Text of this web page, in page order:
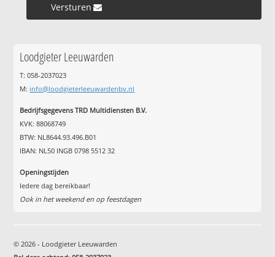
Versturen »
Loodgieter Leeuwarden
T: 058-2037023
M: info@loodgieterleeuwardenbv.nl
Bedrijfsgegevens TRD Multidiensten B.V.
KVK: 88068749
BTW: NL8644.93.496.B01
IBAN: NL50 INGB 0798 5512 32
Openingstijden
Iedere dag bereikbaar!
Ook in het weekend en op feestdagen
© 2026 - Loodgieter Leeuwarden